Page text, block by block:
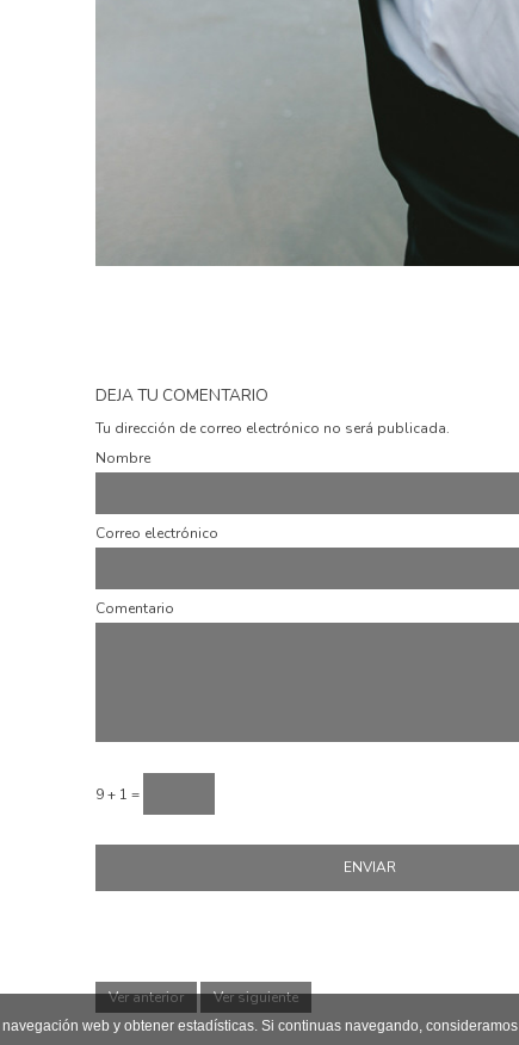
DEJA TU COMENTARIO
Tu dirección de correo electrónico no será publicada.
Nombre
Correo electrónico
Comentario
9 + 1 =
Ver anterior Ver siguiente
web y obtener estadísticas. Si continuas navegando,